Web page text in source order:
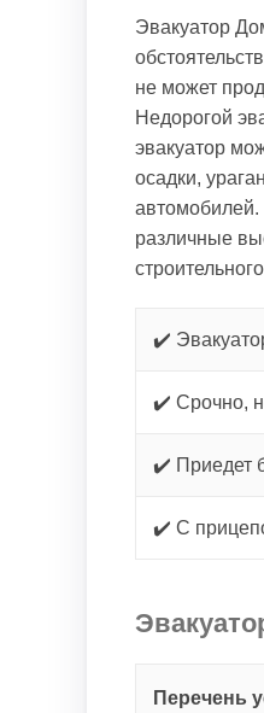
Эвакуатор
не может
Недорогой
эвакуатор
осадки,
автомобилей.
различные
✔️
✔️ Срочно,
✔️ Приедет
✔️ С
Перечень